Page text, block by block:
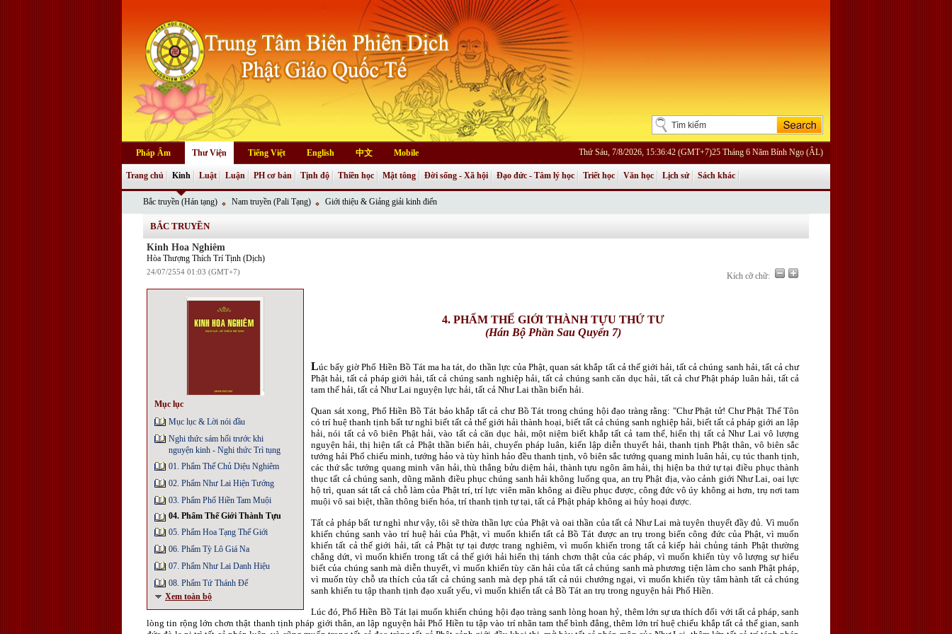
Pháp Âm Thư Viện Tiếng Việt English 中文 Mobile Thứ Sáu, 7/8/2026, 15:36:42 (GMT+7)25 Tháng 6 Năm Bính Ngọ (ÂL)
Trang chủ Kinh
Bắc truyền (Hán tạng) Nam truyền (Pali Tạng) Giới thiệu & Giảng giải kinh điển
Luật Luận PH cơ bản Tịnh độ Thiền học Mật tông Đời sống - Xã hội Đạo đức - Tâm lý học Triết học Văn học Lịch sử Sách khác
BẮC TRUYỀN
Kinh Hoa Nghiêm
Hòa Thượng Thích Trí Tịnh (Dịch)
24/07/2554 01:03 (GMT+7) Kích cỡ chữ:
Mục lục
Mục lục & Lời nói đầu
Nghi thức sám hối trước khi
nguyện kinh - Nghi thức Trì tụng
01. Phẩm Thế Chủ Diệu Nghiêm
02. Phẩm Như Lai Hiện Tướng
03. Phẩm Phổ Hiền Tam Muội
04. Phẩm Thế Giới Thành Tựu
05. Phẩm Hoa Tạng Thế Giới
06. Phẩm Tỳ Lô Giá Na
07. Phẩm Như Lai Danh Hiệu
08. Phẩm Tứ Thánh Đế
Xem toàn bộ
4. PHẨM THẾ GIỚI THÀNH TỰU THỨ TƯ
(Hán Bộ Phần Sau Quyển 7)
Lúc bấy giờ Phổ Hiền Bồ Tát ma ha tát, do thần lực của Phật, quan sát khắp tất cả thế giới hải, tất cả chúng sanh hải, tất cả chư
Phật hải, tất cả pháp giới hải, tất cả chúng sanh nghiệp hải, tất cả chúng sanh căn dục hải, tất cả chư Phật pháp luân hải, tất cả
tam thế hải, tất cả Như Lai nguyện lực hải, tất cả Như Lai thần biến hải.
Quan sát xong, Phổ Hiền Bồ Tát bảo khắp tất cả chư Bồ Tát trong chúng hội đạo tràng rằng: "Chư Phật tử! Chư Phật Thế Tôn
có trí huệ thanh tịnh bất tư nghì biết tất cả thế giới hải thành hoại, biết tất cả chúng sanh nghiệp hải, biết tất cả pháp giới an lập
hải, nói tất cả vô biên Phật hải, vào tất cả căn dục hải, một niệm biết khắp tất cả tam thế, hiển thị tất cả Như Lai vô lượng
nguyện hải, thị hiện tất cả Phật thần biến hải, chuyển pháp luân, kiến lập diễn thuyết hải, thanh tịnh Phật thân, vô biên sắc
tướng hải Phổ chiếu minh, tướng hảo và tùy hình hảo đều thanh tịnh, vô biên sắc tướng quang minh luân hải, cụ túc thanh tịnh,
các thứ sắc tướng quang minh vân hải, thù thắng bửu diệm hải, thành tựu ngôn âm hải, thị hiện ba thứ tự tại điều phục thành
thục tất cả chúng sanh, dũng mãnh điều phục chúng sanh hải không luống qua, an trụ Phật địa, vào cảnh giới Như Lai, oai lực
hộ trì, quan sát tất cả chỗ làm của Phật trí, trí lực viên mãn không ai điều phục được, công đức vô úy không ai hơn, trụ nơi tam
muội vô sai biệt, thần thông biến hóa, trí thanh tịnh tự tại, tất cả Phật pháp không ai hủy hoại được.
Tất cả pháp bất tư nghì như vậy, tôi sẽ thừa thần lực của Phật và oai thần của tất cả Như Lai mà tuyên thuyết đầy đủ. Vì muốn
khiến chúng sanh vào trí huệ hải của Phật, vì muốn khiến tất cả Bồ Tát được an trụ trong biển công đức của Phật, vì muốn
khiến tất cả thế giới hải, tất cả Phật tự tại được trang nghiêm, vì muốn khiến trong tất cả kiếp hải chủng tánh Phật thường
chẳng dứt, vì muốn khiến trong tất cả thế giới hải hiển thị tánh chơn thật của các pháp, vì muốn khiến tùy vô lượng sự hiểu
biết của chúng sanh mà diễn thuyết, vì muốn khiến tùy căn hải của tất cả chúng sanh mà phương tiện làm cho sanh Phật pháp,
vì muốn tùy chỗ ưa thích của tất cả chúng sanh mà dẹp phá tất cả núi chướng ngại, vì muốn khiến tùy tâm hành tất cả chúng
sanh khiến tu tập thanh tịnh đạo xuất yếu, vì muốn khiến tất cả Bồ Tát an trụ trong nguyện hải Phổ Hiền.
Lúc đó, Phổ Hiền Bồ Tát lại muốn khiến chúng hội đạo tràng sanh lòng hoan hỷ, thêm lớn sự ưa thích đối với tất cả pháp, sanh
lòng tin rộng lớn chơn thật thanh tịnh pháp giới thân, an lập nguyện hải Phổ Hiền tu tập vào trí nhãn tam thế bình đẳng, thêm lớn trí huệ chiếu khắp tất cả thế gian, sanh